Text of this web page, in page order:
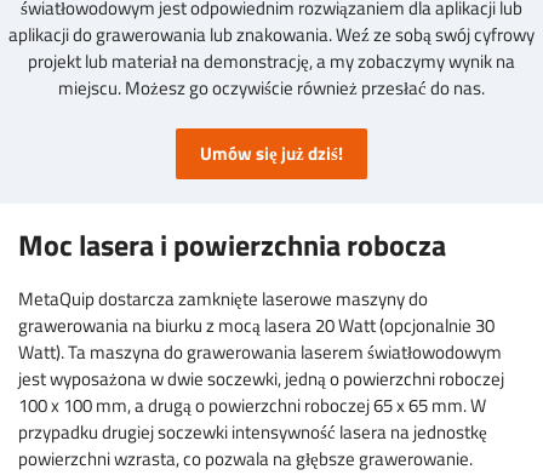
światłowodowym jest odpowiednim rozwiązaniem dla aplikacji lub
aplikacji do grawerowania lub znakowania. Weź ze sobą swój cyfrowy
projekt lub materiał na demonstrację, a my zobaczymy wynik na
miejscu. Możesz go oczywiście również przesłać do nas.
Umów się już dziś!
Moc lasera i powierzchnia robocza
MetaQuip dostarcza zamknięte laserowe maszyny do
grawerowania na biurku z mocą lasera 20 Watt (opcjonalnie 30
Watt). Ta maszyna do grawerowania laserem światłowodowym
jest wyposażona w dwie soczewki, jedną o powierzchni roboczej
100 x 100 mm, a drugą o powierzchni roboczej 65 x 65 mm. W
przypadku drugiej soczewki intensywność lasera na jednostkę
powierzchni wzrasta, co pozwala na głębsze grawerowanie.